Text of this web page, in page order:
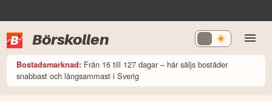
Börskollen
Bostadsmarknad: Från 16 till 127 dagar – här säljs bostäder
snabbast och långsammast i Sverig